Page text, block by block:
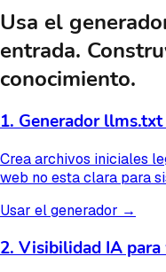
Usa el
entrada.
conocimiento.
1. Generador
Crea archivos iniciales
web no esta clara para
Usar el generador →
2. Visibilidad IA